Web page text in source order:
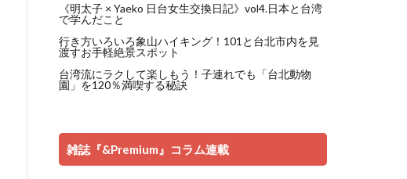
《明太子 × Yaeko 日台女生交換日記》vol4.日本と台湾
で学んだこと
行き方いろいろ象山ハイキング！101と台北市内を見
渡すお手軽絶景スポット
台湾流にラクして楽しもう！子連れでも「台北動物
園」を120％満喫する秘訣
雑誌『&Premium』コラム連載